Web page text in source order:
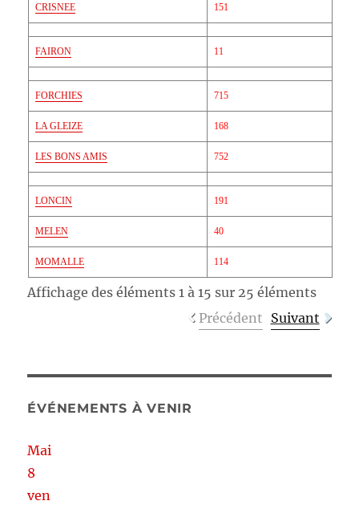
CRISNEE 151
FAIRON 11
FORCHIES 715
LA GLEIZE 168
LES BONS AMIS 752
LONCIN 191
MELEN 40
MOMALLE 114
Affichage des éléments 1 à 15 sur 25 éléments
Précédent Suivant
ÉVÉNEMENTS À VENIR
Mai
8
ven